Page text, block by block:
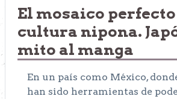
El mosaico
cultura nipona.
mito al manga
En un país como México,
han sido herramientas de